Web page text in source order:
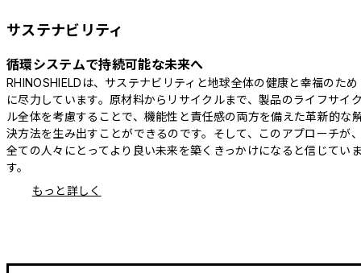
サステナビリティ
循環システムで持続可能な未来へ
RHINOSHIELDは、サステナビリティと地球全体の健康と幸福のため
に尽力しています。原材料からリサイクルまで、製品のライフサイ
ル全体を考慮することで、機能性と責任感の両方を備えた革新的な
決方法を生み出すことができるのです。そして、このアプローチが
全ての人々にとってより良い未来を築くきっかけになると信じてい
す。
もっと詳しく